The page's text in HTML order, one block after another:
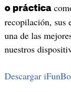
o práctica
recopilación, sus
una de las
nuestros
Descargar